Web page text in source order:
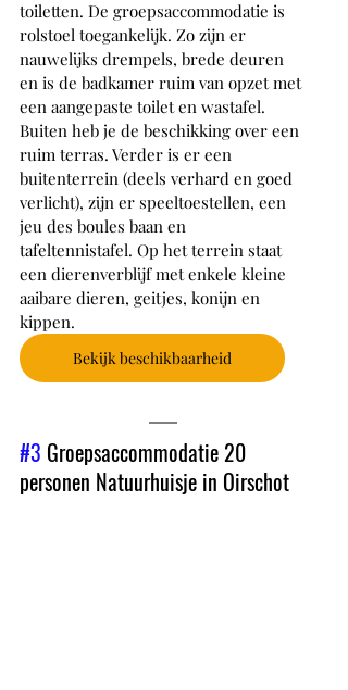
toiletten. De groepsaccommodatie is
rolstoel toegankelijk. Zo zijn er
nauwelijks drempels, brede deuren
en is de badkamer ruim van opzet met
een aangepaste toilet en wastafel.
Buiten heb je de beschikking over een
ruim terras. Verder is er een
buitenterrein (deels verhard en goed
verlicht), zijn er speeltoestellen, een
jeu des boules baan en
tafeltennistafel. Op het terrein staat
een dierenverblijf met enkele kleine
aaibare dieren, geitjes, konijn en
kippen.
Bekijk beschikbaarheid
#3 Groepsaccommodatie 20
personen Natuurhuisje in Oirschot